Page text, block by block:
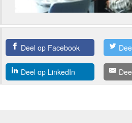
Deel op Facebook
Deel op LinkedIn